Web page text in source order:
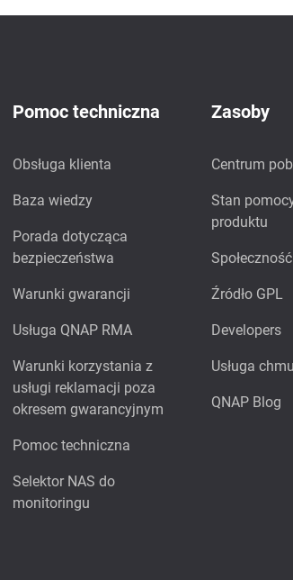
Pomoc techniczna
Obsługa klienta
Baza wiedzy
Porada dotycząca
bezpieczeństwa
Warunki gwarancji
Usługa QNAP RMA
Warunki korzystania z
usługi reklamacji poza
okresem gwarancyjnym
Pomoc techniczna
Selektor NAS do
monitoringu
Zasoby
Centrum
Stan
produktu
Źródło GPL
Developers
Usługa
QNAP Blog